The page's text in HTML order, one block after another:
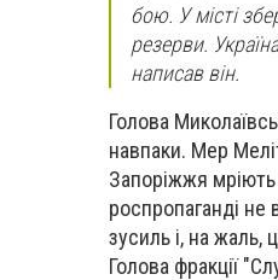
бою. У місті
резерви.
написав він.
Голова
навпаки. Мер
Запоріжжя мріють
роспропаганді не
зусиль і, на жаль,
Голова фракції